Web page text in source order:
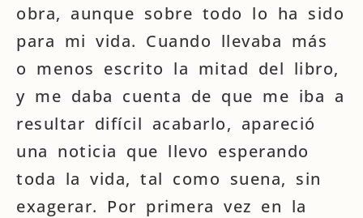
obra, aunque sobre todo lo ha sido
para mi vida. Cuando llevaba más
o menos escrito la mitad del libro,
y me daba cuenta de que me iba a
resultar difícil acabarlo, apareció
una noticia que llevo esperando
toda la vida, tal como suena, sin
exagerar. Por primera vez en la